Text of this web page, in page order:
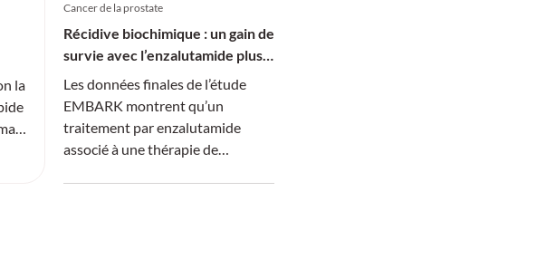
la
Cancer de la prostate
Récidive biochimique : un gain de
survie avec l’enzalutamide plus
TPA
Les données finales de l’étude
EMBARK montrent qu’un
traitement par enzalutamide
associé à une thérapie de